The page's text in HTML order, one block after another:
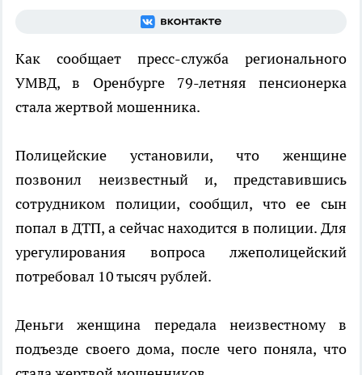
Как сообщает пресс-служба регионального
УМВД, в Оренбурге 79-летняя пенсионерка
стала жертвой мошенника.
Полицейские установили, что женщине
позвонил неизвестный и, представившись
сотрудником полиции, сообщил, что ее сын
попал в ДТП, а сейчас находится в полиции. Для
урегулирования вопроса лжеполицейский
потребовал 10 тысяч рублей.
Деньги женщина передала неизвестному в
подъезде своего дома, после чего поняла, что